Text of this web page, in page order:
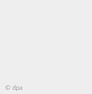
© dpa